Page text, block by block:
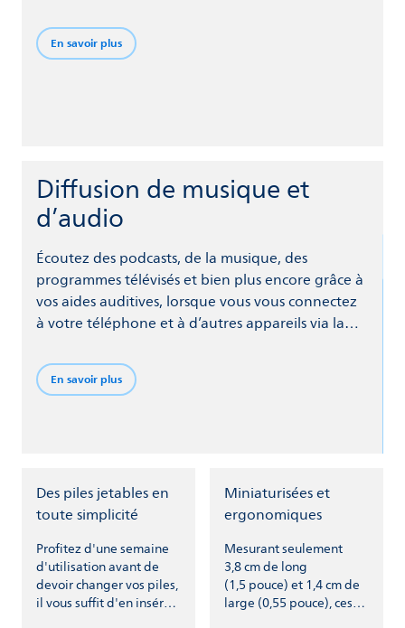
autant de détails que possible, SoundMap vous
aide à participer plus pleinement à la vie.
En savoir plus
Diffusion de musique et
d’audio
Écoutez des podcasts, de la musique, des
programmes télévisés et bien plus encore grâce à
vos aides auditives, lorsque vous vous connectez
à votre téléphone et à d’autres appareils via la
En savoir plus
Des piles jetables en
toute simplicité
Profitez d'une semaine
d'utilisation avant de
devoir changer vos piles,
il vous suffit d'en insérer
Miniaturisées et
ergonomiques
Mesurant seulement
3,8 cm de long
(1,5 pouce) et 1,4 cm de
large (0,55 pouce), ces